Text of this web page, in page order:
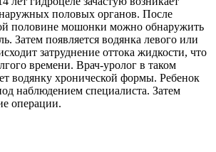
половых органов. После
половине мошонки можно обнаружить
Затем появляется водянка левого или
затруднение оттока жидкости, что
времени. Врач-уролог в таком
водянку хронической формы. Ребенок
наблюдением специалиста. Затем
операции.